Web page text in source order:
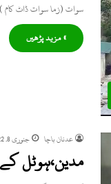
سوات (زما سوات ڈاٹ کام
» مزید پڑھیں
عدنان باچا جنوری 8, 2022
مدین،ہوٹل